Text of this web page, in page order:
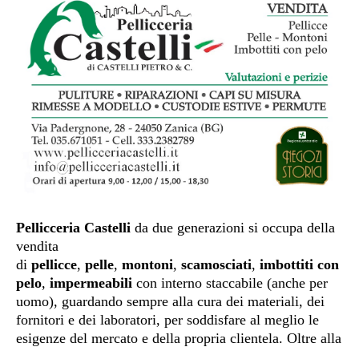
Pellicceria Castelli da due generazioni si occupa della
vendita
di pellicce, pelle, montoni, scamosciati, imbottiti con
pelo, impermeabili con interno staccabile (anche per
uomo), guardando sempre alla cura dei materiali, dei
fornitori e dei laboratori, per soddisfare al meglio le
esigenze del mercato e della propria clientela. Oltre alla